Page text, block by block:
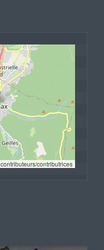
contributeurs/contributrices